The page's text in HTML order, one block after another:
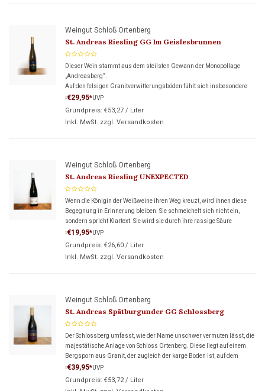
Weingut Schloß Ortenberg
St. Andreas Riesling GG Im Geislesbrunnen
Dieser Wein stammt aus dem steilsten Gewann der Monopollage
„Andreasberg“.
Auf den felsigen Granitverwitterungsböden fühlt sich insbesondere
der Riesling wohl, welcher hier von der Kühle des angrenzenden
*€29,95*UVP
Grundpreis: €53,27 / Liter
Inkl. MwSt. zzgl. Versandkosten
Weingut Schloß Ortenberg
St. Andreas Riesling UNEXPECTED
Wenn die Königin der Weißweine ihren Weg kreuzt, wird ihnen diese
Begegnung in Erinnerung bleiben. Sie schmeichelt sich nicht ein,
sondern spricht Klartext. Sie wird sie durch ihre rassige Säure
überzeugen, welche sie durch ein raffiniertes Wechselspiel m
*€19,95*UVP
Grundpreis: €26,60 / Liter
Inkl. MwSt. zzgl. Versandkosten
Weingut Schloß Ortenberg
St. Andreas Spätburgunder GG Schlossberg
Der Schlossberg umfasst, wie der Name unschwer vermuten lässt, die
majestätische Anlage von Schloss Ortenberg. Diese liegt auf einem
Bergsporn aus Granit, der zugleich der karge Boden ist, auf dem
unsere Reben wachsen.
*€39,95*UVP
Grundpreis: €53,72/ Liter